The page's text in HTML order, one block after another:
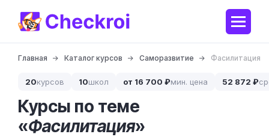
Главная Каталог курсов Саморазвитие Фасилитация
20курсов 10школ от 16 700 ₽мин. цена 52 872 ₽
Курсы по теме
«Фасилитация»